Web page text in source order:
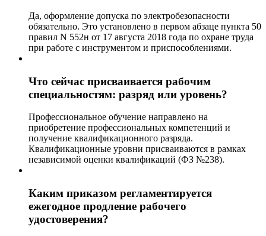
Да, оформление допуска по электробезопасности
обязательно. Это установлено в первом абзаце пункта 50
правил N 552н от 17 августа 2018 года по охране труда
при работе с инструментом и приспособлениями.
Что сейчас присваивается рабочим
специальностям: разряд или уровень?
Профессиональное обучение направлено на
приобретение профессиональных компетенций и
получение квалификационного разряда.
Квалификационные уровни присваиваются в рамках
независимой оценки квалификаций (ФЗ №238).
Каким приказом регламентируется
ежегодное продление рабочего
удостоверения?